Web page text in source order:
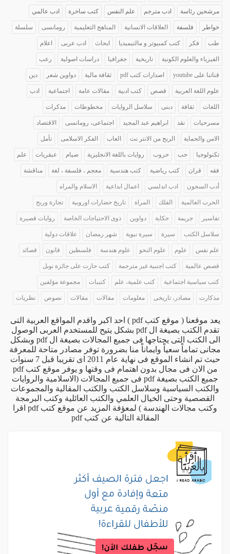
مرشحين رئاسة ادب مترجم علم النفس كتب ساخرة ادب عالمي
خواطر فلسفة العلاقات الانسانية المناهج التعليمية رومانسى سلسلة
طب فكر كتب كمبيوتر و مالتيميديا ابحاث ادب عربى اعلام
الفيزياء والعلوم الكونية تاريخية جغرافيا دراسات اصولية رعب
قناتنا على youtube اصدارات كتب pdf ثقافة مالية دواوين شعر دين
علوم اللغة العربية قصص كتب ادبية مقالات عامة اجتماعية ادب
اللغات ثقافة دبنى سلاسل الروايات مخطوطات مذكرات
مسرحيات نقد ابراهيم عبد المجيد اجتماعى، رومانسى الاقتصاد
الامن والحماية الربح من الانتر نت العاب الفكر الاسلامى تأمل
تكنولوجيا حب حروب روايات باللغة الانجليزية صيام عبقريات علم
فقه قران كتب رياضية كتب هندسية معجم ، فلسفة ، لغة مناقشة
أدب السجون ادب اندلسي اعمال ابداعية الاسلام والمراه
الحرب العالمية الفلك المراة تاريخ حضارات اوروبية تجارة وربح
تفاسير جريمة حكاية دواوين ذوى الاحتياجات الخاصة روايات قصيرة
سلاسل الكتب سيرة سيرة نبوية شهر رمضان علاقات دولية
علم نفس علوم علوم النحو علوم هندسة فلسطين قانون قصائد
قصص عالمية كتب اجنبية غير مترجمة كتب حازت على جائزة نوبل
كتب سياسية اجتماعية كتب علمية، علم كتيبات مجموعة مؤلفين
مذكارت مصادر، تاريخى معلومات مفالات مقالات نصوص نظريات
يعد موقعنا ( موقع كتب pdf ) احد اكبر واقدم المواقع العربية التى
تقدم الكتب بصيغة ال pdf بشكل يتيح للمستخدم العربى الوصول
الى الكتب التى يحتاجها فى جميع المجالات بصيغة ال pdf وبشكل
مجانى تماماْ سعياْ وايماناْ منا بضرورة توفر مصادر متاحة للمعرفة
حيث تم انشاء الموقع فى نهاية عام 2011 اى تقريبا قبل 7 سنوات
من الان فى مجال بدون اهتمام فى وقتها و يوفر موقع كتب pdf
جميع الكتب بصيغة pdf فى جميع المجالات (الاسلامية والروايات
والكتب السياسية وسلاسل الكتب والكتب المقالية والمجموعات
القصصية وحتى الخيال العلمي والكتب العائلية وكتب البرمجة
وكتب مجالات الهندسة ) لمعؤفة المزيد عن موقع كتب pdf اقرا
المقالة التالية عن كتب pdf